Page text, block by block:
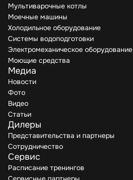
Мультиварочные котлы
Моечные машины
Холодильное оборудование
Системы водоподготовки
Электромеханическое оборудование
Моющие средства
Медиа
Новости
Фото
Видео
Статьи
Дилеры
Представительства и партнеры
Сотрудничество
Сервис
Расписание тренингов